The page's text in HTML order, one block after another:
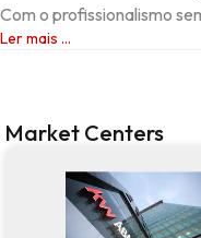
Com o profissionalismo
Ler mais ...
Market Centers